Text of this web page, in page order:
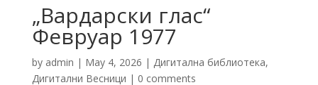
„Вардарски глас“
Февруар 1977
by admin | May 4, 2026 | Дигитална библиотека,
Дигитални Весници | 0 comments